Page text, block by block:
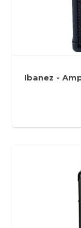
Ibanez -